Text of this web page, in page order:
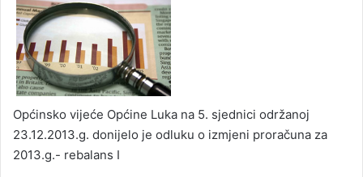
Općinsko vijeće Općine Luka na 5. sjednici održanoj
23.12.2013.g. donijelo je odluku o izmjeni proračuna za
2013.g.- rebalans I